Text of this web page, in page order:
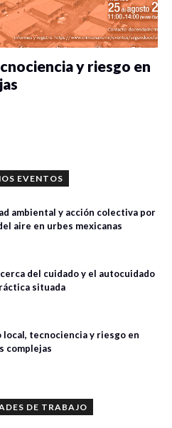
y riesgo en
EVENTOS
ambiental y acción colectiva por
aire en urbes mexicanas
del cuidado y el autocuidado
situada
local, tecnociencia y riesgo en
complejas
DE TRABAJO